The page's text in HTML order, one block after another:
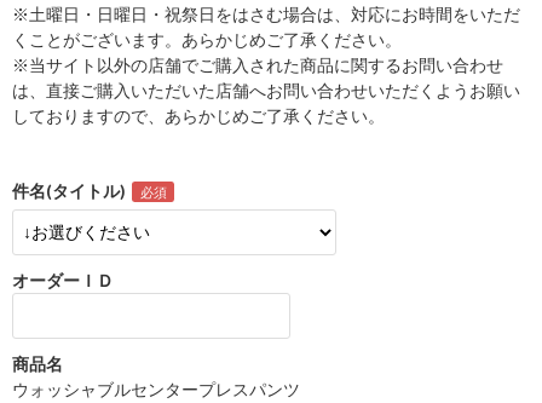
※土曜日・日曜日・祝祭日をはさむ場合は、対応にお時間をいただ
くことがございます。あらかじめご了承ください。
※当サイト以外の店舗でご購入された商品に関するお問い合わせ
は、直接ご購入いただいた店舗へお問い合わせいただくようお願い
しておりますので、あらかじめご了承ください。
件名(タイトル)
オーダーＩＤ
商品名
ウォッシャブルセンタープレスパンツ